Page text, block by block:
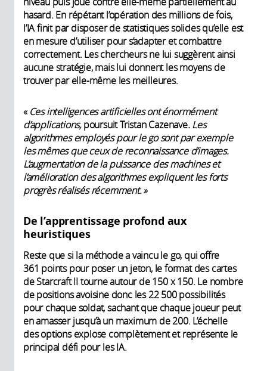
hasard. En répétant l’opération des millions de fois,
l’IA finit par disposer de statistiques solides qu’elle est
en mesure d’utiliser pour s’adapter et combattre
correctement. Les chercheurs ne lui suggèrent ainsi
aucune stratégie, mais lui donnent les moyens de
trouver par elle-même les meilleures.
« Ces intelligences artificielles ont énormément
d’applications,poursuit Tristan Cazenave. Les
algorithmes employés pour le go sont par exemple
les mêmes que ceux de reconnaissance d’images.
L’augmentation de la puissance des machines et
l’amélioration des algorithmes expliquent les forts
progrès réalisés récemment. »
De l’apprentissage profond aux
heuristiques
Reste que si la méthode a vaincu le go, qui offre
361 points pour poser un jeton, le format des cartes
de Starcraft II tourne autour de 150 x 150. Le nombre
de positions avoisine donc les 22 500 possibilités
pour chaque soldat, sachant que chaque joueur peut
en amasser jusqu’à un maximum de 200. L’échelle
des options explose complètement et représente le
principal défi pour les IA.